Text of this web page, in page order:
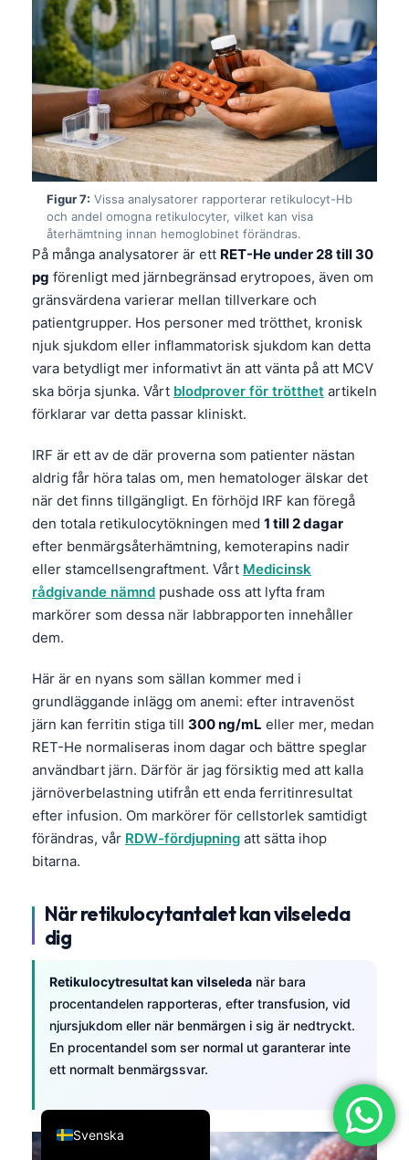
Figur 7: Vissa analysatorer rapporterar retikulocyt-Hb
och andel omogna retikulocyter, vilket kan visa
återhämtning innan hemoglobinet förändras.
På många analysatorer är ett RET-He under 28 till 30
pg förenligt med järnbegränsad erytropoes, även om
gränsvärdena varierar mellan tillverkare och
patientgrupper. Hos personer med trötthet, kronisk
njuk sjukdom eller inflammatorisk sjukdom kan detta
vara betydligt mer informativt än att vänta på att MCV
ska börja sjunka. Vårt blodprover för trötthet artikeln
förklarar var detta passar kliniskt.
IRF är ett av de där proverna som patienter nästan
aldrig får höra talas om, men hematologer älskar det
när det finns tillgängligt. En förhöjd IRF kan föregå
den totala retikulocytökningen med 1 till 2 dagar
efter benmärgsåterhämtning, kemoterapins nadir
eller stamcellsengraftment. Vårt Medicinsk
rådgivande nämnd pushade oss att lyfta fram
markörer som dessa när labbrapporten innehåller
dem.
Här är en nyans som sällan kommer med i
grundläggande inlägg om anemi: efter intravenöst
järn kan ferritin stiga till 300 ng/mL eller mer, medan
RET-He normaliseras inom dagar och bättre speglar
användbart järn. Därför är jag försiktig med att kalla
järnöverbelastning utifrån ett enda ferritinresultat
efter infusion. Om markörer för cellstorlek samtidigt
förändras, vår RDW-fördjupning att sätta ihop
bitarna.
När retikulocytantalet kan vilseleda
dig
Retikulocytresultat kan vilseleda när bara
procentandelen rapporteras, efter transfusion, vid
njursjukdom eller när benmärgen i sig är nedtryckt.
En procentandel som ser normal ut garanterar inte
ett normalt benmärgssvar.
Svenska
Deutsch
العربية
Français
עִבְרִית
Español
Ελληνικά
Türkçe
Română
简体中文
فارسی
Български
Dansk
हिन्दी
Bahasa Indonesia
Հայերեն
Íslenska
Српски језик
Bosanski
Eesti
日本語
Čeština
ქართული
Русский
Lietuvių kalba
Polski
한국어
Slovenščina
Magyar
Shqip
বাংলা
اردو
मराठी